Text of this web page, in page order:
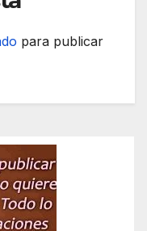
para publicar